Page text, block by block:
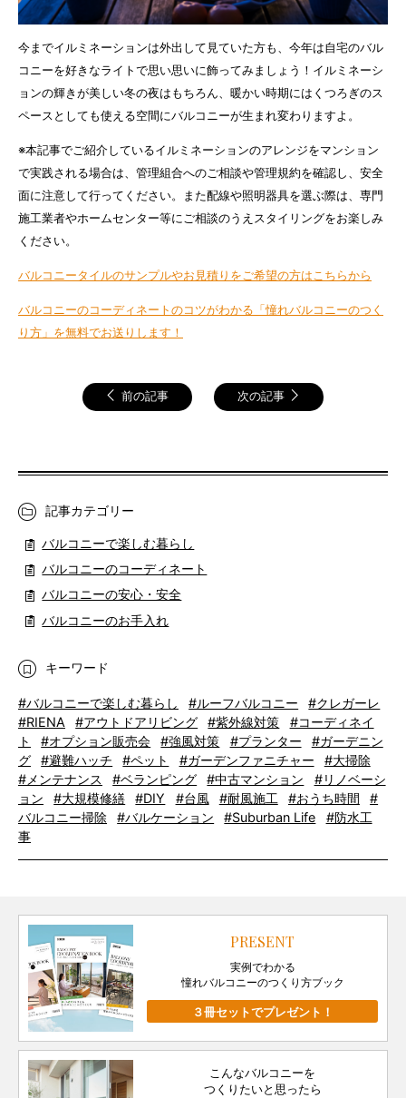
今までイルミネーションは外出して見ていた方も、今年は自宅のバル
コニーを好きなライトで思い思いに飾ってみましょう！イルミネーシ
ョンの輝きが美しい冬の夜はもちろん、暖かい時期にはくつろぎのス
ペースとしても使える空間にバルコニーが生まれ変わりますよ。
※本記事でご紹介しているイルミネーションのアレンジをマンション
で実践される場合は、管理組合へのご相談や管理規約を確認し、安全
面に注意して行ってください。また配線や照明器具を選ぶ際は、専門
施工業者やホームセンター等にご相談のうえスタイリングをお楽しみ
ください。
バルコニータイルのサンプルやお見積りをご希望の方はこちらから
バルコニーのコーディネートのコツがわかる「憧れバルコニーのつく
り方」を無料でお送りします！
前の記事 次の記事
記事カテゴリー
バルコニーで楽しむ暮らし
バルコニーのコーディネート
バルコニーの安心・安全
バルコニーのお手入れ
キーワード
#バルコニーで楽しむ暮らし #ルーフバルコニー
#クレガーレ
#RIENA
#アウトドアリビング #紫外線対策
#コーディネイ
ト
#オプション販売会 #強風対策 #プランター
#ガーデニン
グ
#避難ハッチ #ペット #ガーデンファニチャー
#大掃除
#メンテナンス
#ベランピング #中古マンション
#リノベーシ
ョン
#大規模修繕 #DIY #台風 #耐風施工 #おうち時間
#
バルコニー掃除
#バルケーション #Suburban Life
#防水工
事
PRESENT
実例でわかる
憧れバルコニーのつくり方ブック
３冊セットでプレゼント！
こんなバルコニーを
つくりたいと思ったら